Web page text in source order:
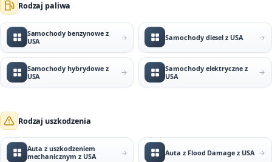
Rodzaj paliwa
Samochody benzynowe z
USA
Samochody diesel z USA
Samochody hybrydowe z
USA
Samochody elektryczne z
USA
Rodzaj uszkodzenia
Auta z uszkodzeniem
mechanicznym z USA
Auta z Flood Damage z USA